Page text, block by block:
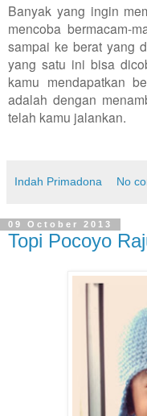
Banyak yang ingin
mencoba bermacam-
sampai ke berat yang
yang satu ini bisa
kamu mendapatkan
adalah dengan
telah kamu jalankan.
Indah Primadona No
09 October 2013
Topi Pocoyo